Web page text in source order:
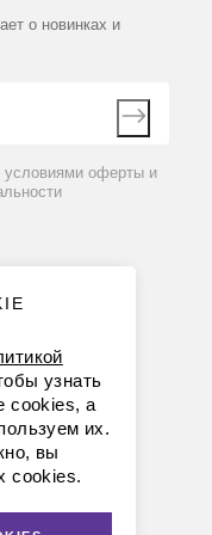
водопроводной
о новинках и
условиями оферты и
08
узнать
cookies, а
их.
вы
cookies.